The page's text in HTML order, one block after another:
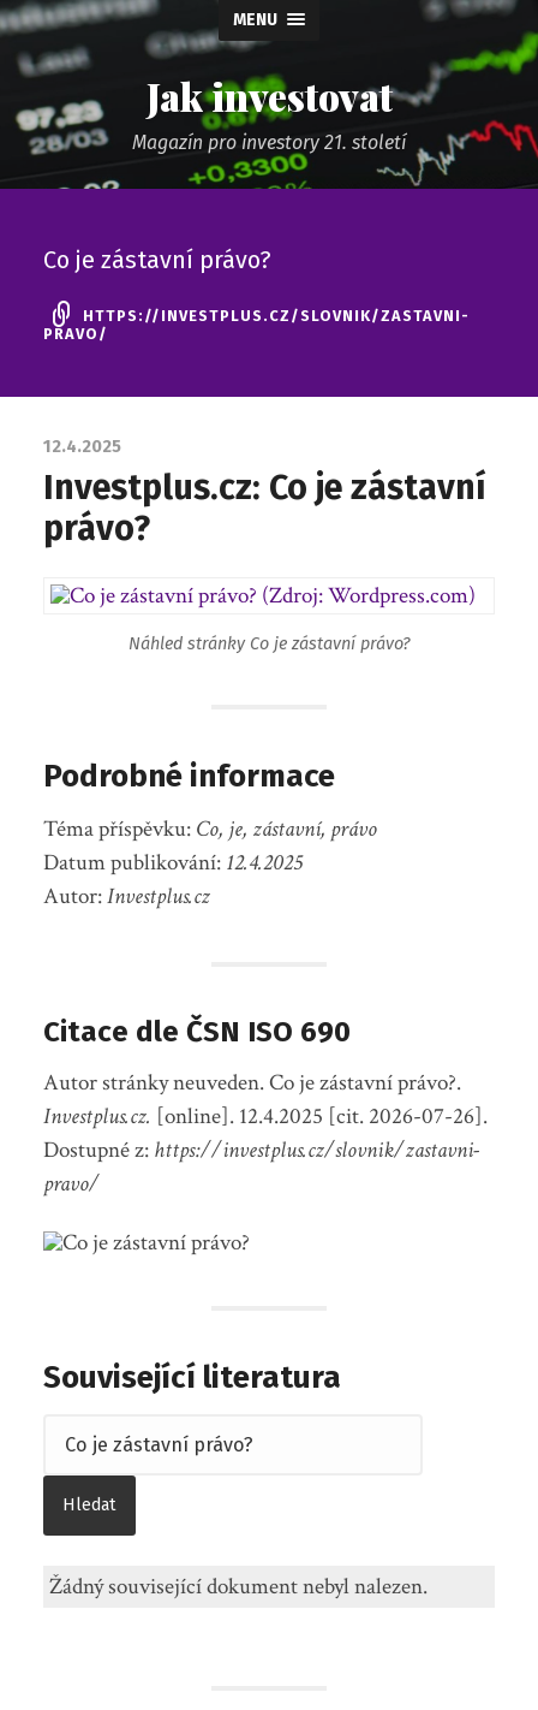
MENU
Jak investovat
Magazín pro investory 21. století
Co je zástavní právo?
HTTPS://INVESTPLUS.CZ/SLOVNIK/ZASTAVNI-
PRAVO/
12.4.2025
Investplus.cz: Co je zástavní
právo?
Náhled stránky Co je zástavní právo?
Podrobné informace
Téma příspěvku: Co, je, zástavní, právo
Datum publikování: 12.4.2025
Autor:Investplus.cz
Citace dle ČSN ISO 690
Autor stránky neuveden. Co je zástavní právo?.
Investplus.cz. [online]. 12.4.2025 [cit. 2026-07-26].
Dostupné z: https://investplus.cz/slovnik/zastavni-
pravo/
Související literatura
Žádný související dokument nebyl nalezen.